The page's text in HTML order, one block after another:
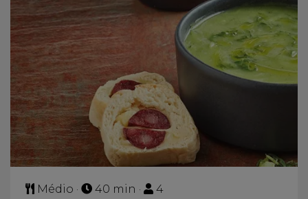
Médio · 40 min ·
4